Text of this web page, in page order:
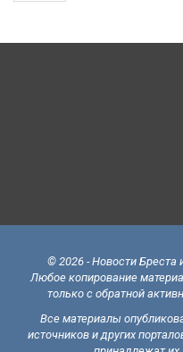
© 2026 - Новости Бреста
Любое копирование
только с обратной
Все материалы
источников и других